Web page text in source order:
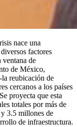
nace una
factores
ventana de
de México,
-la reubicación de
cercanos a los países
proyecta que esta
totales por más de
3.5 millones de
de infraestructura.